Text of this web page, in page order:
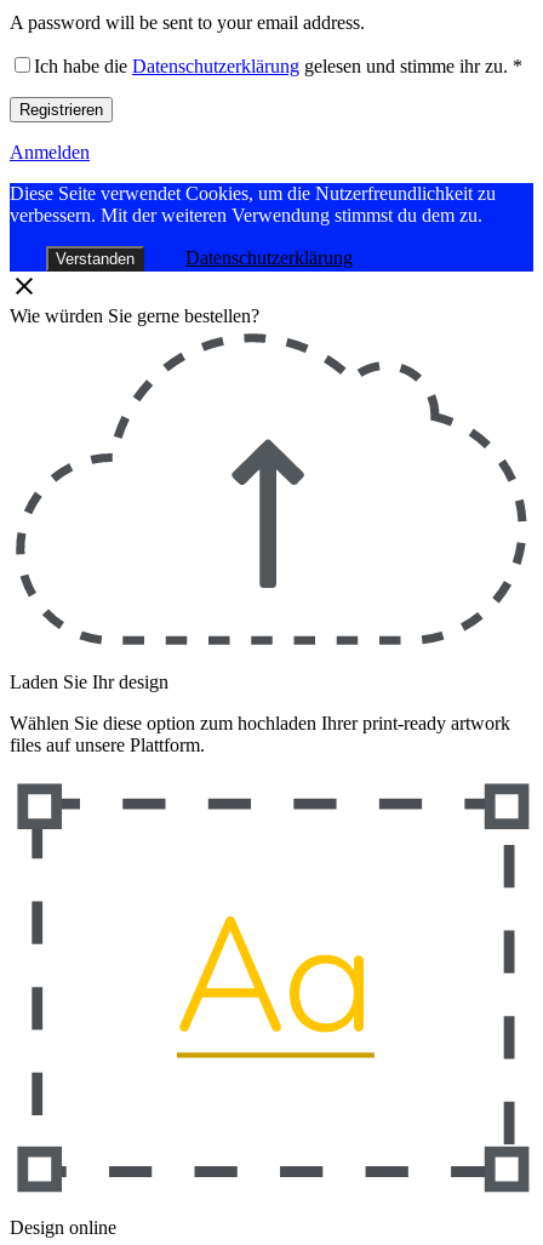
A password will be sent to your email address.
Ich habe die Datenschutzerklärung gelesen und stimme ihr zu. *
Registrieren
Anmelden
Diese Seite verwendet Cookies, um die Nutzerfreundlichkeit zu
verbessern. Mit der weiteren Verwendung stimmst du dem zu.
Verstanden Datenschutzerklärung
Wie würden Sie gerne bestellen?
Laden Sie Ihr design
Wählen Sie diese option zum hochladen Ihrer print-ready artwork
files auf unsere Plattform.
Design online